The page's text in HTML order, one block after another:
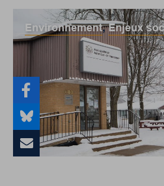
Environnement,Enjeux